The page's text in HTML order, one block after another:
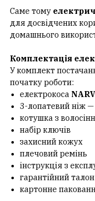
Саме тому
для досвідчених
домашнього
Комплектація
У комплект
початку роботи:
електрокоса
3-лопатевий ніж
котушка з
набір ключів
захисний кожух
плечовий ремінь
інструкція з
гарантійний талон
картонне